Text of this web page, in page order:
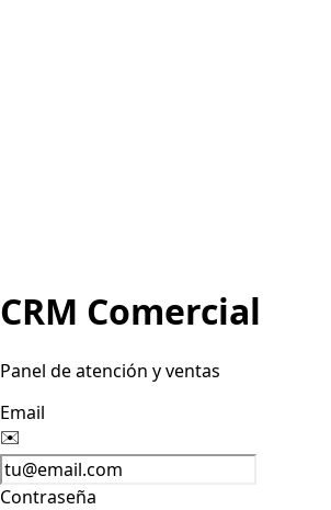
CRM Comercial
Panel de atención y ventas
Email
✉️
Contraseña